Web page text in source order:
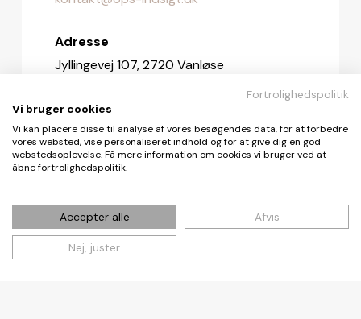
Adresse
Jyllingevej 107, 2720 Vanløse
Redaktionen
redaktionen@ops-indsigt.dk
© De Fire Vinde ApS 2026
Fortrolighedspolitik
Vi bruger cookies
Vi kan placere disse til analyse af vores besøgendes data, for at forbedre
vores websted, vise personaliseret indhold og for at give dig en god
webstedsoplevelse. Få mere information om cookies vi bruger ved at
åbne fortrolighedspolitik.
Accepter alle Afvis
Nej, juster